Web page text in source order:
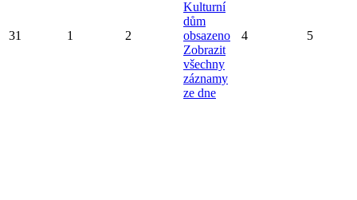
31 1 2
Kulturní
dům
obsazeno
Zobrazit
všechny
záznamy
ze dne
4 5